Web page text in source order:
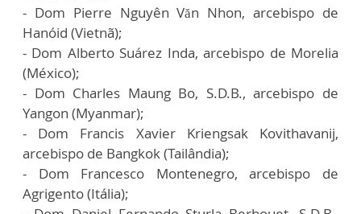
- Dom Pierre Nguyên Văn Nhon, arcebispo de
Hanóid (Vietnã);
- Dom Alberto Suárez Inda, arcebispo de Morelia
(México);
- Dom Charles Maung Bo, S.D.B., arcebispo de
Yangon (Myanmar);
- Dom Francis Xavier Kriengsak Kovithavanij,
arcebispo de Bangkok (Tailândia);
- Dom Francesco Montenegro, arcebispo de
Agrigento (Itália);